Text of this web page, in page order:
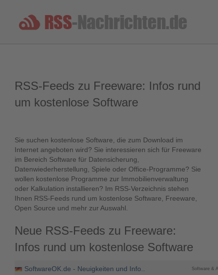
RSS-Feeds zu Freeware: Infos rund
um kostenlose Software
Sie suchen kostenlose Software, die zum Download im
Internet angeboten wird? Sie interessieren sich für Freeware
im Bereich Software für Datensicherung,
Datenwiederherstellung, Spiele oder Office-Programme? Sie
wollen kostenlose Programme zur Immobilienverwaltung
oder Kalkulation installieren? Im RSS-Verzeichnis stehen
Ihnen RSS-Feeds rund um kostenlose Software, Freeware,
Open Source und mehr zur Auswahl.
Neue RSS-Feeds zu Freeware:
Infos rund um kostenlose Software
SoftwareOK.de - Neuigkeiten und Info.. Software &